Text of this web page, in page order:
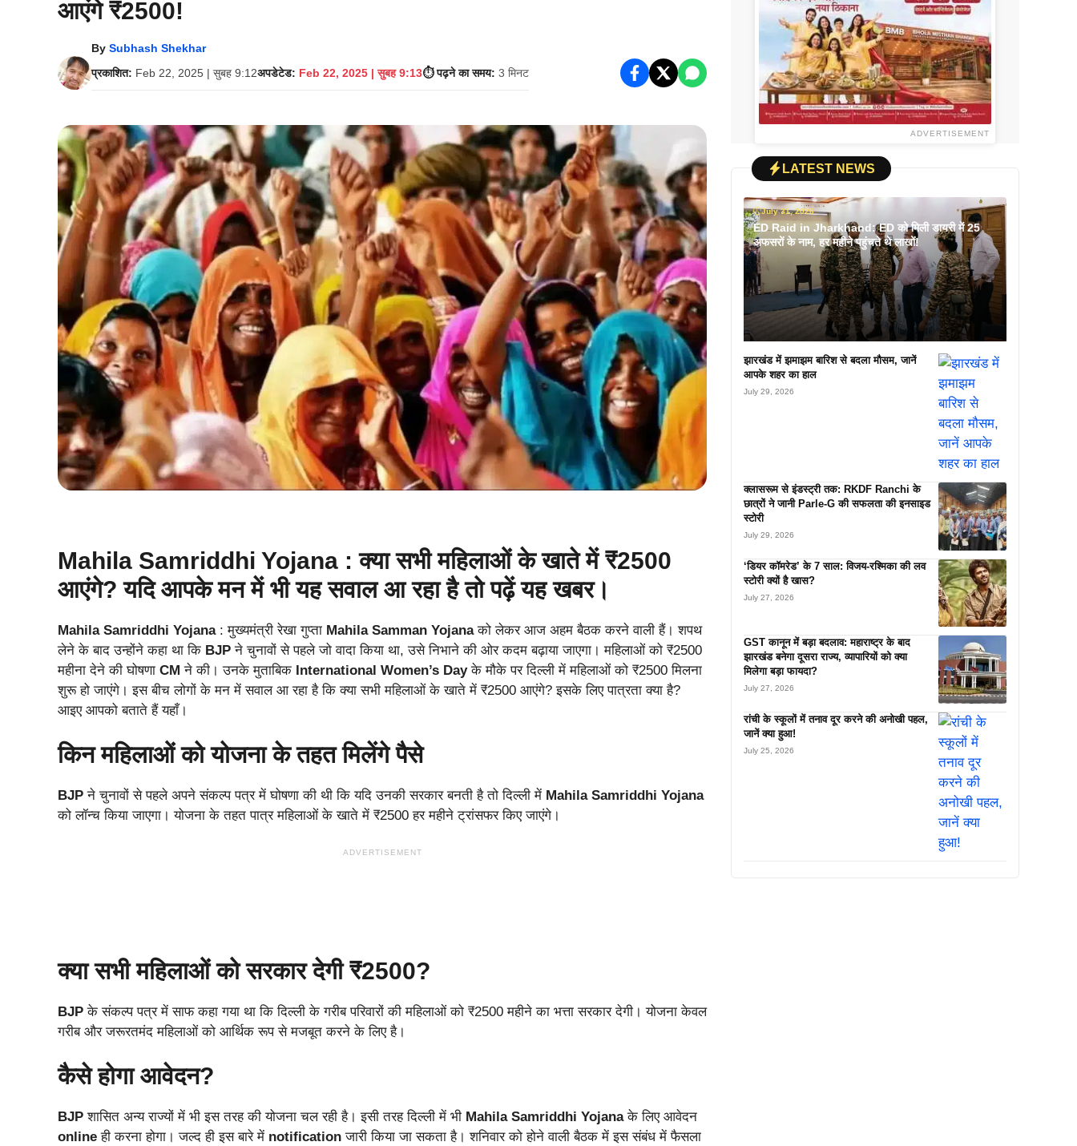
आएंगे ₹2500!
By Subhash Shekhar
प्रकाशित: Feb 22, 2025 | सुबह 9:12अपडेटेड: Feb 22, 2025 | सुबह 9:13⏱️ पढ़ने का समय: 3 मिनट
Mahila Samriddhi Yojana : क्या सभी महिलाओं के खाते में ₹2500
आएंगे? यदि आपके मन में भी यह सवाल आ रहा है तो पढ़ें यह खबर।
Mahila Samriddhi Yojana: मुख्यमंत्री रेखा गुप्ता Mahila Samman Yojanaको लेकर आज अहम बैठक करने वाली हैं। शपथ
लेने के बाद उन्होंने कहा था कि BJP ने चुनावों से पहले जो वादा किया था, उसे निभाने की ओर कदम बढ़ाया जाएगा। महिलाओं को ₹2500
महीना देने की घोषणा CM ने की। उनके मुताबिक International Women’s Dayके मौके पर दिल्ली में महिलाओं को ₹2500 मिलना
शुरू हो जाएंगे। इस बीच लोगों के मन में सवाल आ रहा है कि क्या सभी महिलाओं के खाते में ₹2500 आएंगे? इसके लिए पात्रता क्या है?
आइए आपको बताते हैं यहाँ।
किन महिलाओं को योजना के तहत मिलेंगे पैसे
BJP ने चुनावों से पहले अपने संकल्प पत्र में घोषणा की थी कि यदि उनकी सरकार बनती है तो दिल्ली में Mahila Samriddhi Yojana
को लॉन्च किया जाएगा। योजना के तहत पात्र महिलाओं के खाते में ₹2500 हर महीने ट्रांसफर किए जाएंगे।
ADVERTISEMENT
क्या सभी महिलाओं को सरकार देगी ₹2500?
BJP के संकल्प पत्र में साफ कहा गया था कि दिल्ली के गरीब परिवारों की महिलाओं को ₹2500 महीने का भत्ता सरकार देगी। योजना केवल
गरीब और जरूरतमंद महिलाओं को आर्थिक रूप से मजबूत करने के लिए है।
कैसे होगा आवेदन?
BJP शासित अन्य राज्यों में भी इस तरह की योजना चल रही है। इसी तरह दिल्ली में भी Mahila Samriddhi Yojanaके लिए आवेदन
online ही करना होगा। जल्द ही इस बारे में notification जारी किया जा सकता है। शनिवार को होने वाली बैठक में इस संबंध में फैसला
ADVERTISEMENT
LATEST NEWS
July 31, 2026
ED Raid in Jharkhand: ED को मिली डायरी में 25
अफसरों के नाम, हर महीने पहुंचते थे लाखों!
झारखंड में झमाझम बारिश से बदला मौसम, जानें
आपके शहर का हाल
July 29, 2026
क्लासरूम से इंडस्ट्री तक: RKDF Ranchi के
छात्रों ने जानी Parle-G की सफलता की इनसाइड
स्टोरी
July 29, 2026
‘डियर कॉमरेड’ के 7 साल: विजय-रश्मिका की लव
स्टोरी क्यों है खास?
July 27, 2026
GST कानून में बड़ा बदलाव: महाराष्ट्र के बाद
झारखंड बनेगा दूसरा राज्य, व्यापारियों को क्या
मिलेगा बड़ा फायदा?
July 27, 2026
रांची के स्कूलों में तनाव दूर करने की अनोखी पहल,
जानें क्या हुआ!
July 25, 2026